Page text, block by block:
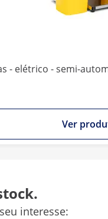
- elétrico - semi-
Ver
interesse: